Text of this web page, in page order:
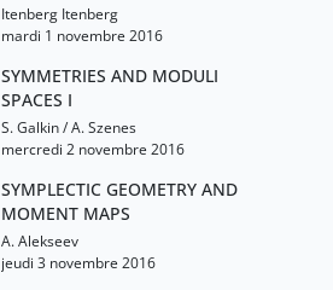
Itenberg Itenberg
mardi 1 novembre 2016
SYMMETRIES AND MODULI
SPACES I
S. Galkin / A. Szenes
mercredi 2 novembre 2016
SYMPLECTIC GEOMETRY AND
MOMENT MAPS
A. Alekseev
jeudi 3 novembre 2016